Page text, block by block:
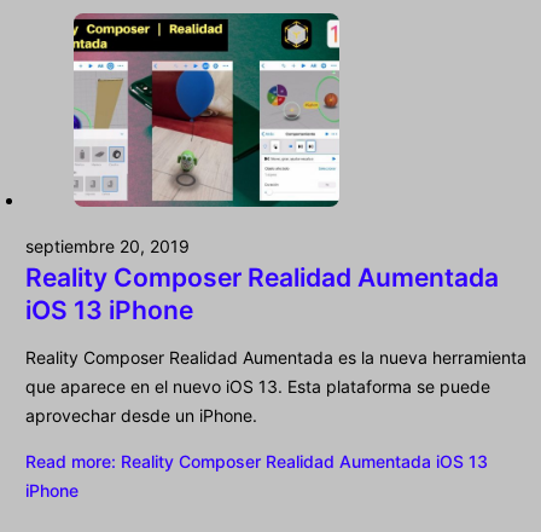
septiembre 20, 2019
Reality Composer Realidad Aumentada
iOS 13 iPhone
Reality Composer Realidad Aumentada es la nueva herramienta
que aparece en el nuevo iOS 13. Esta plataforma se puede
aprovechar desde un iPhone.
Read more: Reality Composer Realidad Aumentada iOS 13
iPhone